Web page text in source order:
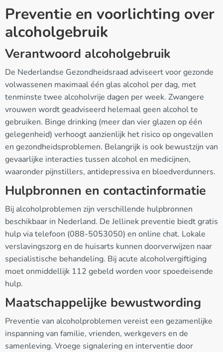
Preventie en voorlichting over
alcoholgebruik
Verantwoord alcoholgebruik
De Nederlandse Gezondheidsraad adviseert voor gezonde
volwassenen maximaal één glas alcohol per dag, met
tenminste twee alcoholvrije dagen per week. Zwangere
vrouwen wordt geadviseerd helemaal geen alcohol te
gebruiken. Binge drinking (meer dan vier glazen op één
gelegenheid) verhoogt aanzienlijk het risico op ongevallen
en gezondheidsproblemen. Belangrijk is ook bewustzijn van
gevaarlijke interacties tussen alcohol en medicijnen,
waaronder pijnstillers, antidepressiva en bloedverdunners.
Hulpbronnen en contactinformatie
Bij alcoholproblemen zijn verschillende hulpbronnen
beschikbaar in Nederland. De Jellinek preventie biedt gratis
hulp via telefoon (088-5053050) en online chat. Lokale
verslavingszorg en de huisarts kunnen doorverwijzen naar
specialistische behandeling. Bij acute alcoholvergiftiging
moet onmiddellijk 112 gebeld worden voor spoedeisende
hulp.
Maatschappelijke bewustwording
Preventie van alcoholproblemen vereist een gezamenlijke
inspanning van familie, vrienden, werkgevers en de
samenleving. Vroege signalering en interventie door